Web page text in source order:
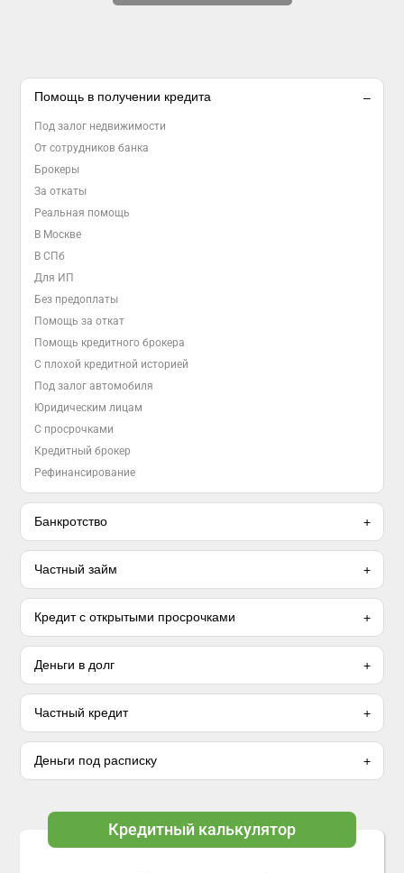
Помощь в получении кредита
Под залог недвижимости
От сотрудников банка
Брокеры
За откаты
Реальная помощь
В Москве
В СПб
Для ИП
Без предоплаты
Помощь за откат
Помощь кредитного брокера
С плохой кредитной историей
Под залог автомобиля
Юридическим лицам
С просрочками
Кредитный брокер
Рефинансирование
Банкротство
Частный займ
Кредит с открытыми просрочками
Деньги в долг
Частный кредит
Деньги под расписку
Кредитный калькулятор